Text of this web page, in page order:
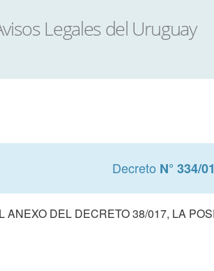
Decreto N° 334/
ANEXO DEL DECRETO 38/017, LA